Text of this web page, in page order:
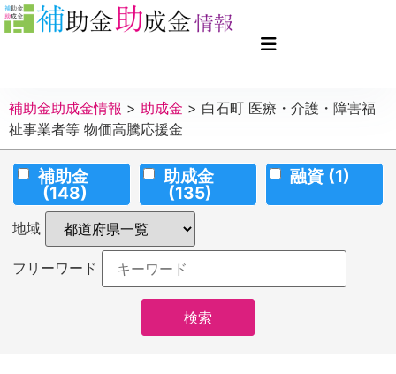
補助金助成金情報 > 助成金 > 白石町 医療・介護・障害福
祉事業者等 物価高騰応援金
補助金
(148)
助成金
(135)
融資 (1)
地域
フリーワード